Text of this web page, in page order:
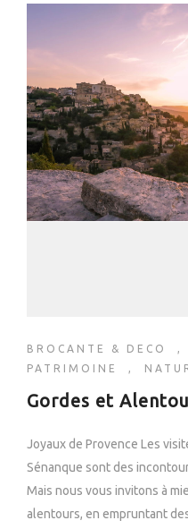
BROCANTE & DECO ,
PATRIMOINE
,
Gordes et
Joyaux de Provence Les
Sénanque sont des
Mais nous vous invitons à
alentours, en empruntant